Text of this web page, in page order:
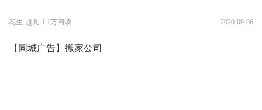
花生-超凡 1.1万阅读 2020-09-06
【同城广告】搬家公司